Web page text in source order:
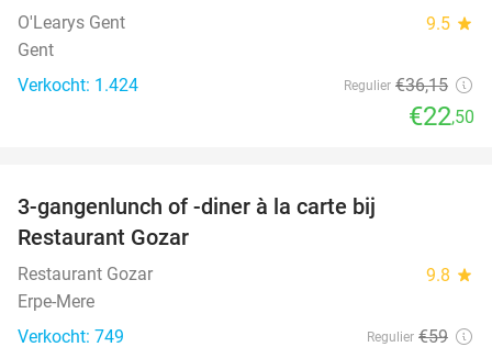
O'Learys Gent 9.5 star
Gent
Verkocht: 1.424
Regulier €36,15
€22,50
3-gangenlunch of -diner à la carte bij
Restaurant Gozar
Restaurant Gozar 9.8 star
Erpe-Mere
Verkocht: 749
Regulier €59